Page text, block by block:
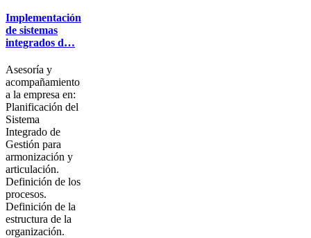
Implementación
de sistemas
integrados d…
Asesoría y
acompañamiento
a la empresa en:
Planificación del
Sistema
Integrado de
Gestión para
armonización y
articulación.
Definición de los
procesos.
Definición de la
estructura de la
organización.